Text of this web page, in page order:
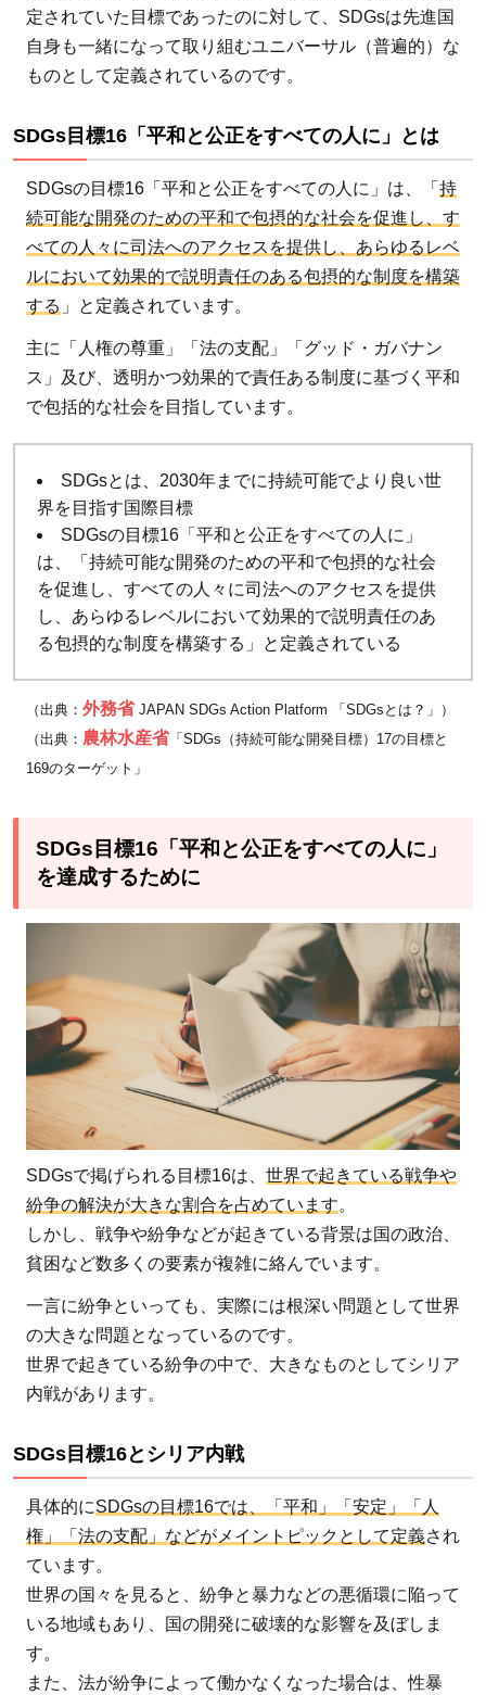
するた
めに
2.1
目標
16と
ア内
戦
2.2
のさ
まざ
まな
リア
内戦
の解
決か
ら始
まる
は？
アラ
ブの
3.2
化運
動か
ら内
3.3
シリ
ア内
戦の
変遷
4
SDGs
に関
連す
リア
内戦
の解
決に
向け
て私
たち
きる
定されていた目標であったのに対して、SDGsは先進国
自身も一緒になって取り組むユニバーサル（普遍的）な
ものとして定義されているのです。
SDGs目標16「平和と公正をすべての人に」とは
SDGsの目標16「平和と公正をすべての人に」は、「 持
続可能な開発のための平和で包摂的な社会を促進し、す
べての人々に司法へのアクセスを提供し、あらゆるレベ
ルにおいて効果的で説明責任のある包摂的な制度を構築
する 」と定義されています。
主に「人権の尊重」「法の支配」「グッド・ガバナン
ス」及び、透明かつ効果的で責任ある制度に基づく平和
で包括的な社会を目指しています。
SDGsとは、2030年までに持続可能でより良い世
界を目指す国際目標
SDGsの目標16「平和と公正をすべての人に」
は、「持続可能な開発のための平和で包摂的な社会
を促進し、すべての人々に司法へのアクセスを提供
し、あらゆるレベルにおいて効果的で説明責任のあ
る包摂的な制度を構築する」と定義されている
（出典： 外務省 JAPAN SDGs Action Platform 「SDGsとは？」）
（出典： 農林水産省「SDGs（持続可能な開発目標）17の目標と
169のターゲット」
SDGs目標16「平和と公正をすべての人に」
を達成するために
SDGsで掲げられる目標16は、 世界で起きている戦争や
紛争の解決が大きな割合を占めています。
しかし、戦争や紛争などが起きている背景は国の政治、
貧困など数多くの要素が複雑に絡んでいます。
一言に紛争といっても、実際には根深い問題として世界
の大きな問題となっているのです。
世界で起きている紛争の中で、大きなものとしてシリア
内戦があります。
SDGs目標16とシリア内戦
具体的にSDGsの目標16では、「平和」「安定」「人
権」「法の支配」などがメイントピックとして定義され
ています。
世界の国々を見ると、紛争と暴力などの悪循環に陥って
いる地域もあり、国の開発に破壊的な影響を及ぼしま
す。
また、法が紛争によって働かなくなった場合は、性暴